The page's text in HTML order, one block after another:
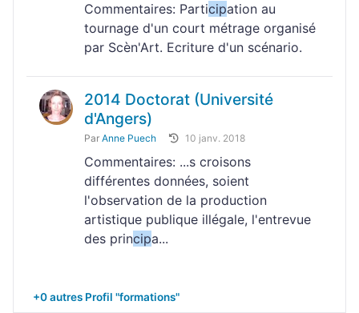
Commentaires: Participation au
tournage d'un court métrage organisé
par Scèn'Art. Ecriture d'un scénario.
2014 Doctorat (Université
d'Angers)
Par Anne Puech 10 janv. 2018
Commentaires: ...s croisons
différentes données, soient
l'observation de la production
artistique publique illégale, l'entrevue
des principa...
+0 autres Profil "formations"